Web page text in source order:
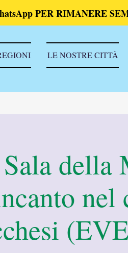
PER RIMANERE
LE NOSTRE CITTÀ
della
nel